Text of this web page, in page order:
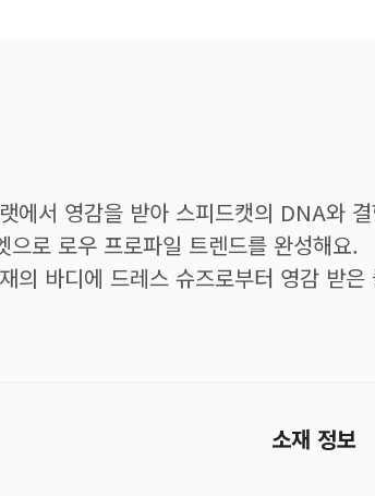
에서 영감을 받아 스피드캣의 DNA와
로 로우 프로파일 트렌드를 완성해요.
의 바디에 드레스 슈즈로부터 영감 받
소재 정보